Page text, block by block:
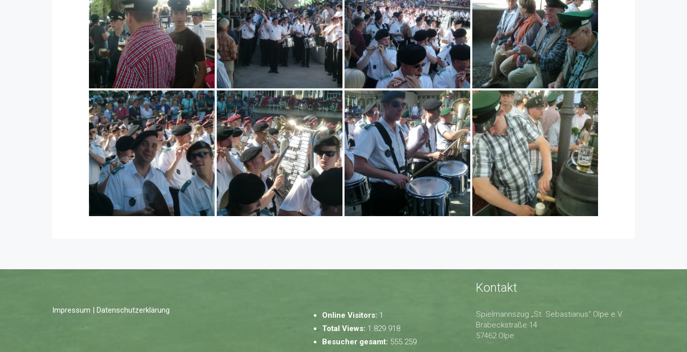
Impressum | Datenschutzerklärung
Online Visitors: 1
Total Views: 1.829.918
Besucher gesamt: 555.259
Kontakt
Spielmannszug „St. Sebastianus“ Olpe e.V.
Brabeckstraße 14
57462 Olpe